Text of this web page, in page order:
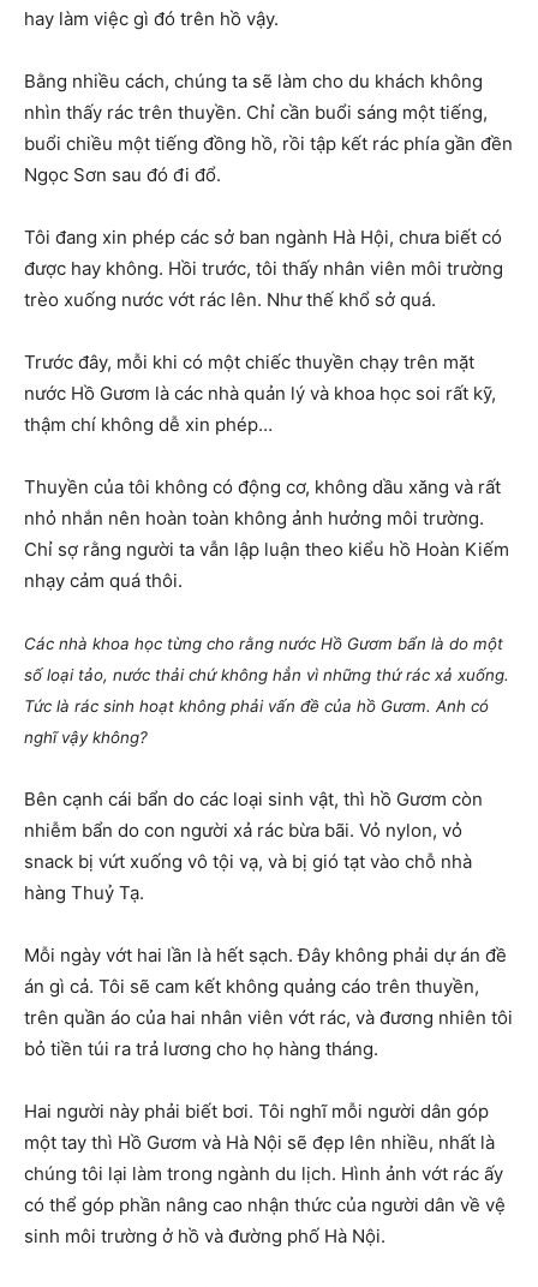
hay làm việc gì đó trên hồ vậy.
Bằng nhiều cách, chúng ta sẽ làm cho du khách không
nhìn thấy rác trên thuyền. Chỉ cần buổi sáng một tiếng,
buổi chiều một tiếng đồng hồ, rồi tập kết rác phía gần đền
Ngọc Sơn sau đó đi đổ.
Tôi đang xin phép các sở ban ngành Hà Hội, chưa biết có
được hay không. Hồi trước, tôi thấy nhân viên môi trường
trèo xuống nước vớt rác lên. Như thế khổ sở quá.
Trước đây, mỗi khi có một chiếc thuyền chạy trên mặt
nước Hồ Gươm là các nhà quản lý và khoa học soi rất kỹ,
thậm chí không dễ xin phép…
Thuyền của tôi không có động cơ, không dầu xăng và rất
nhỏ nhắn nên hoàn toàn không ảnh hưởng môi trường.
Chỉ sợ rằng người ta vẫn lập luận theo kiểu hồ Hoàn Kiếm
nhạy cảm quá thôi.
Các nhà khoa học từng cho rằng nước Hồ Gươm bẩn là do một
số loại tảo, nước thải chứ không hẳn vì những thứ rác xả xuống.
Tức là rác sinh hoạt không phải vấn đề của hồ Gươm. Anh có
nghĩ vậy không?
Bên cạnh cái bẩn do các loại sinh vật, thì hồ Gươm còn
nhiễm bẩn do con người xả rác bừa bãi. Vỏ nylon, vỏ
snack bị vứt xuống vô tội vạ, và bị gió tạt vào chỗ nhà
hàng Thuỷ Tạ.
Mỗi ngày vớt hai lần là hết sạch. Đây không phải dự án đề
án gì cả. Tôi sẽ cam kết không quảng cáo trên thuyền,
trên quần áo của hai nhân viên vớt rác, và đương nhiên tôi
bỏ tiền túi ra trả lương cho họ hàng tháng.
Hai người này phải biết bơi. Tôi nghĩ mỗi người dân góp
một tay thì Hồ Gươm và Hà Nội sẽ đẹp lên nhiều, nhất là
chúng tôi lại làm trong ngành du lịch. Hình ảnh vớt rác ấy
có thể góp phần nâng cao nhận thức của người dân về vệ
sinh môi trường ở hồ và đường phố Hà Nội.